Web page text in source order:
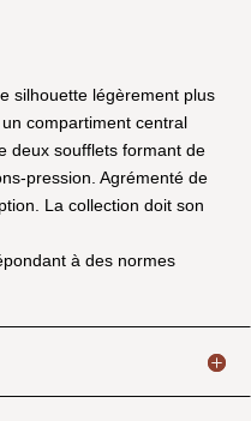
silhouette légèrement plus
compartiment central
deux soufflets formant de
pression. Agrémenté de
La collection doit son
à des normes